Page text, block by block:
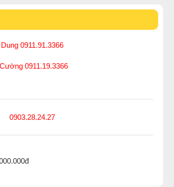
0911.91.3366
0911.19.3366
0903.28.24.27